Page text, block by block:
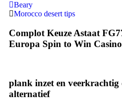
Beary
Morocco desert tips
Complot Keuze Astaat
Europa Spin to Win
plank inzet en
alternatief